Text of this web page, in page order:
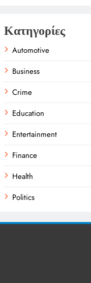
Κατηγορίες
Automotive
Business
Crime
Education
Entertainment
Finance
Health
Politics